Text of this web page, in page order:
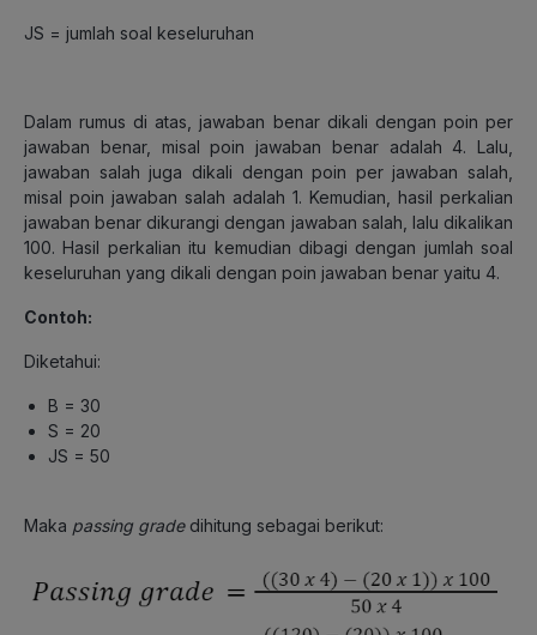
JS = jumlah soal keseluruhan
Dalam rumus di atas, jawaban benar dikali dengan poin per
jawaban benar, misal poin jawaban benar adalah 4. Lalu,
jawaban salah juga dikali dengan poin per jawaban salah,
misal poin jawaban salah adalah 1. Kemudian, hasil perkalian
jawaban benar dikurangi dengan jawaban salah, lalu dikalikan
100. Hasil perkalian itu kemudian dibagi dengan jumlah soal
keseluruhan yang dikali dengan poin jawaban benar yaitu 4.
Contoh:
Diketahui:
B = 30
S = 20
JS = 50
Maka passing gradedihitung sebagai berikut: